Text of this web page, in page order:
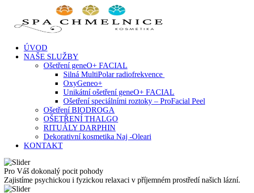
content
ÚVOD
NAŠE SLUŽBY
Ošetření geneO+ FACIAL
Silná MultiPolar radiofrekvence
OxyGeneo+
Unikátní ošetření geneO+ FACIAL
Ošetření speciálními roztoky – ProFacial Peel
Ošetření BIODROGA
OŠETŘENÍ THALGO
RITUÁLY DARPHIN
Dekorativní kosmetika Naj -Oleari
KONTAKT
Pro Váš dokonalý pocit pohody
Zajistíme psychickou i fyzickou relaxaci v příjemném prostředí našich lázní.